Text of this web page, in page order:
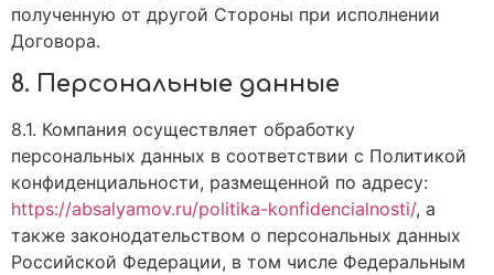
полученную от другой Стороны при исполнении
Договора.
8. Персональные данные
8.1. Компания осуществляет обработку
персональных данных в соответствии с Политикой
конфиденциальности, размещенной по адресу:
https://absalyamov.ru/politika-konfidencialnosti/, а
также законодательством о персональных данных
Российской Федерации, в том числе Федеральным